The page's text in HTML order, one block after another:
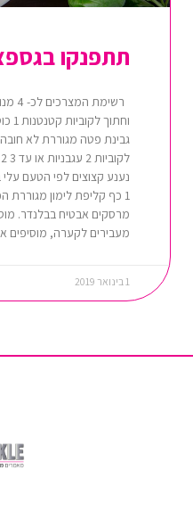
תתפנקו
נענע קצוצים לפי הטעם עלי
מרסקים אבטיח בבלנדר.
מעבירים לקערה, מוסיפים
1 בינואר 2019